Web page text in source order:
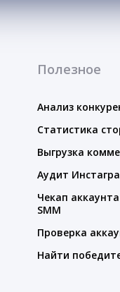
Полезное
Анализ
Статистика
Выгрузка
Аудит
Чекап
SMM
Проверка
Найти